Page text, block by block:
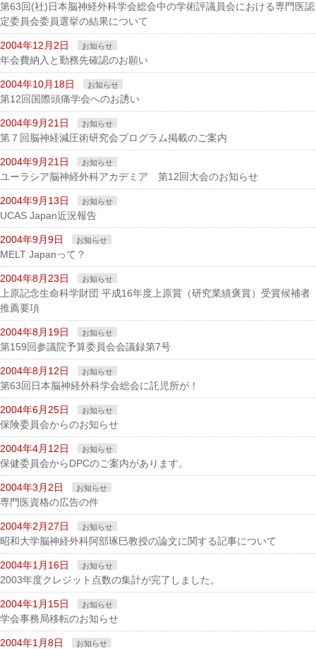
第63回(社)日本脳神経外科学会総会中の学術評議員会における専門医認
定委員会委員選挙の結果について
2004年12月2日 お知らせ
年会費納入と勤務先確認のお願い
2004年10月18日 お知らせ
第12回国際頭痛学会へのお誘い
2004年9月21日 お知らせ
第７回脳神経減圧術研究会プログラム掲載のご案内
2004年9月21日 お知らせ
ユーラシア脳神経外科アカデミア 第12回大会のお知らせ
2004年9月13日 お知らせ
UCAS Japan近況報告
2004年9月9日 お知らせ
MELT Japanって？
2004年8月23日 お知らせ
上原記念生命科学財団 平成16年度上原賞（研究業績褒賞）受賞候補者
推薦要項
2004年8月19日 お知らせ
第159回参議院予算委員会会議録第7号
2004年8月12日 お知らせ
第63回日本脳神経外科学会総会に託児所が！
2004年6月25日 お知らせ
保険委員会からのお知らせ
2004年4月12日 お知らせ
保健委員会からDPCのご案内があります。
2004年3月2日 お知らせ
専門医資格の広告の件
2004年2月27日 お知らせ
昭和大学脳神経外科阿部琢巳教授の論文に関する記事について
2004年1月16日 お知らせ
2003年度クレジット点数の集計が完了しました。
2004年1月15日 お知らせ
学会事務局移転のお知らせ
2004年1月8日 お知らせ